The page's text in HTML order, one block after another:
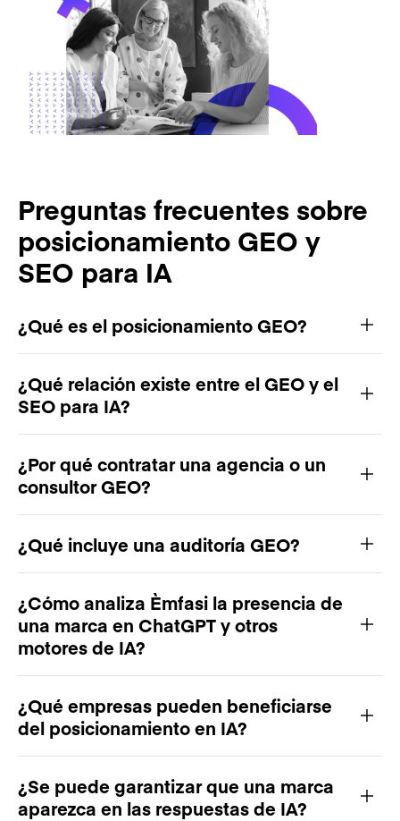
Preguntas frecuentes sobre
posicionamiento GEO y
SEO para IA
¿Qué es el posicionamiento GEO?
¿Qué relación existe entre el GEO y el
SEO para IA?
¿Por qué contratar una agencia o un
consultor GEO?
¿Qué incluye una auditoría GEO?
¿Cómo analiza Èmfasi la presencia de
una marca en ChatGPT y otros
motores de IA?
¿Qué empresas pueden beneficiarse
del posicionamiento en IA?
¿Se puede garantizar que una marca
aparezca en las respuestas de IA?